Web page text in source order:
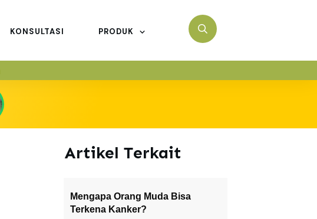
KONSULTASI PRODUK
Artikel Terkait
Mengapa Orang Muda Bisa
Terkena Kanker?